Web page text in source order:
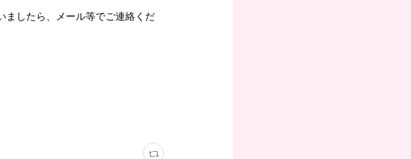
ましたら、メール等でご連絡くだ